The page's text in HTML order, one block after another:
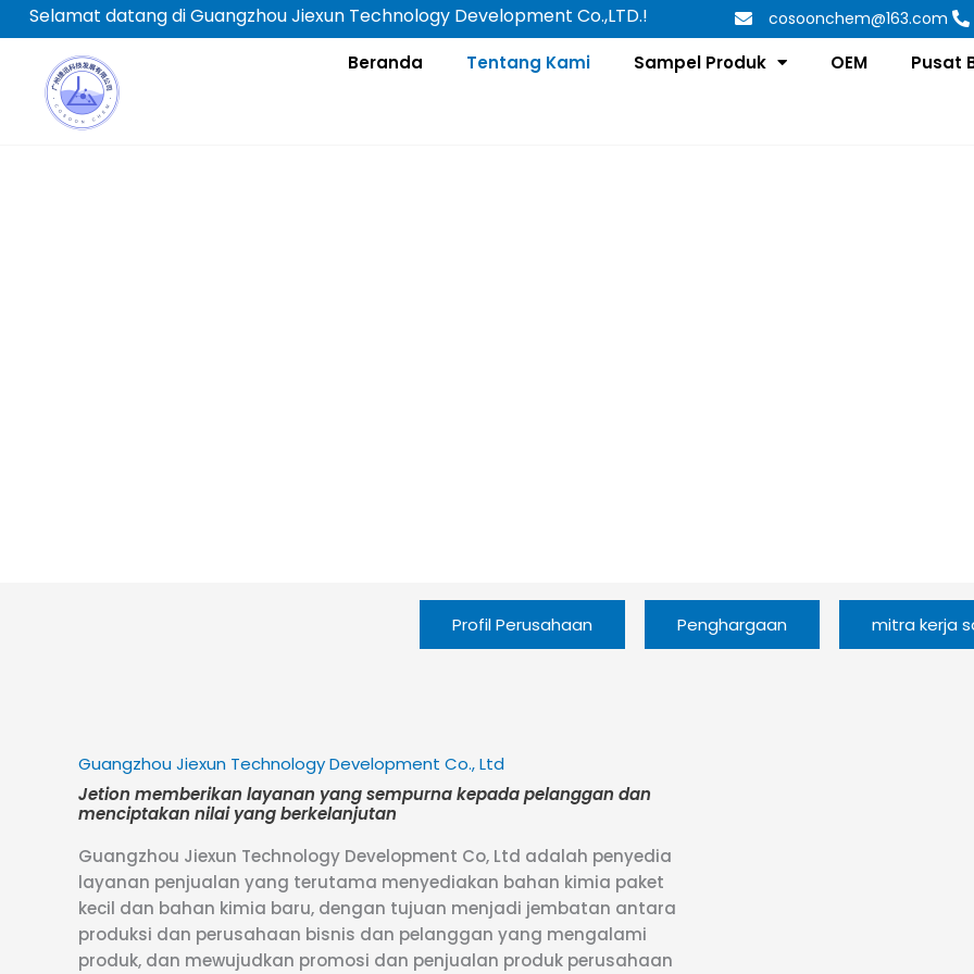
Lewati
ke
konten
Selamat datang di Guangzhou Jiexun Technology Development Co.,LTD.! cosoonchem@163.com
Beranda Tentang Kami Sampel Produk OEM Pusat
Profil Perusahaan Penghargaan mitra kerja
Guangzhou Jiexun Technology Development Co., Ltd
Jetion memberikan layanan yang sempurna kepada pelanggan dan
menciptakan nilai yang berkelanjutan
Guangzhou Jiexun Technology Development Co, Ltd adalah penyedia
layanan penjualan yang terutama menyediakan bahan kimia paket
kecil dan bahan kimia baru, dengan tujuan menjadi jembatan antara
produksi dan perusahaan bisnis dan pelanggan yang mengalami
produk, dan mewujudkan promosi dan penjualan produk perusahaan